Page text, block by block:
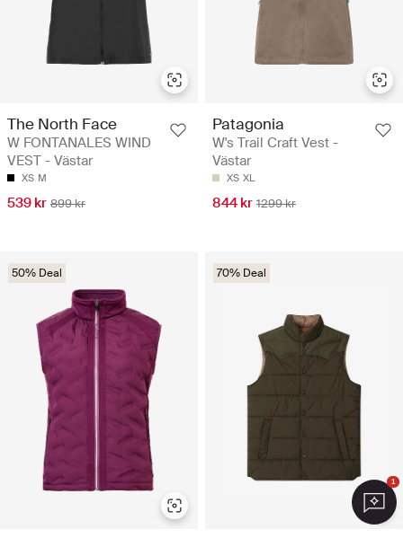
The North Face
W FONTANALES WIND
VEST - Västar
XS M
539 kr 899 kr
Patagonia
W's Trail Craft Vest -
Västar
XS XL
844 kr 1299 kr
50% Deal 70% Deal
1